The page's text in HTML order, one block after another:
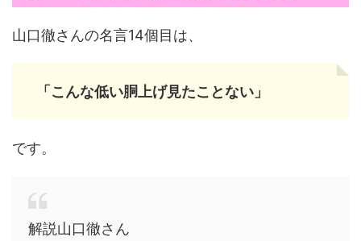
山口徹さんの名言14個目は、
「こんな低い胴上げ見たことない」
です。
解説山口徹さん